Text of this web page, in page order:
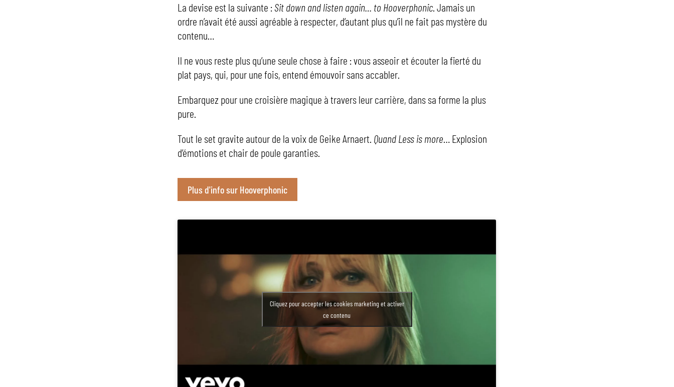
La devise est la suivante :Sit down and listen again… to Hooverphonic . Jamais un
ordre n’avait été aussi agréable à respecter, d’autant plus qu’il ne fait pas mystère du
contenu…
Il ne vous reste plus qu’une seule chose à faire : vous asseoir et écouter la fierté du
plat pays, qui, pour une fois, entend émouvoir sans accabler.
Embarquez pour une croisière magique à travers leur carrière, dans sa forme la plus
pure.
Tout le set gravite autour de la voix de Geike Arnaert. Quand Less is more … Explosion
d’émotions et chair de poule garanties.
Plus d'info sur Hooverphonic
Cliquez pour accepter les cookies marketing et activer
ce contenu